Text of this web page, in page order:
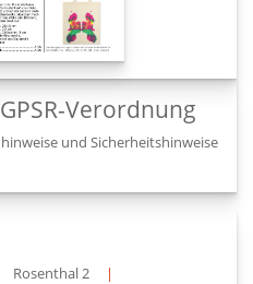
Verordnung
und Sicherheitshinweise
Rosenthal 2
|